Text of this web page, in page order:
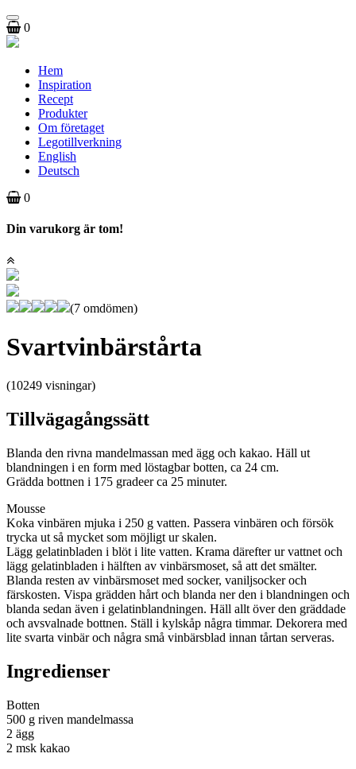
Toggle
navigation
0
Hem
Inspiration
Recept
Produkter
Om företaget
Legotillverkning
English
Deutsch
0
Din varukorg är tom!
(7 omdömen)
Svartvinbärstårta
(10249 visningar)
Tillvägagångssätt
Blanda den rivna mandelmassan med ägg och kakao. Häll ut
blandningen i en form med löstagbar botten, ca 24 cm.
Grädda bottnen i 175 gradeer ca 25 minuter.
Mousse
Koka vinbären mjuka i 250 g vatten. Passera vinbären och försök
trycka ut så mycket som möjligt ur skalen.
Lägg gelatinbladen i blöt i lite vatten. Krama därefter ur vattnet och
lägg gelatinbladen i hälften av vinbärsmoset, så att det smälter.
Blanda resten av vinbärsmoset med socker, vaniljsocker och
färskosten. Vispa grädden hårt och blanda ner den i blandningen och
blanda sedan även i gelatinblandningen. Häll allt över den gräddade
och avsvalnade bottnen. Ställ i kylskåp några timmar. Dekorera med
lite svarta vinbär och några små vinbärsblad innan tårtan serveras.
Ingredienser
Botten
500 g riven mandelmassa
2 ägg
2 msk kakao